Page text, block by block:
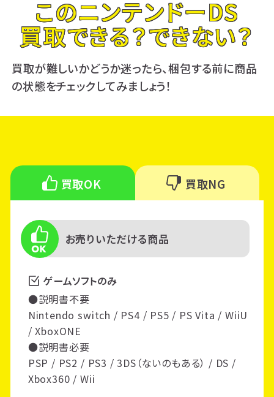
このニンテンドーDS
買取できる？できない？
買取が難しいかどうか迷ったら、梱包する前に商品
の状態をチェックしてみましょう！
買取OK 買取NG
お売りいただける商品
ゲームソフトのみ
●説明書不要
Nintendo switch / PS4 / PS5 / PS Vita / WiiU
/ XboxONE
●説明書必要
PSP / PS2 / PS3 / 3DS（ないのもある） / DS /
Xbox360 / Wii